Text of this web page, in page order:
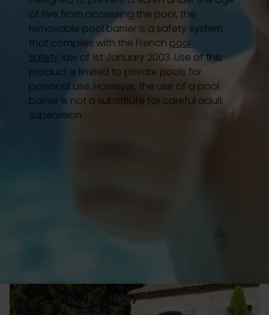
Votre projet
Configure my pool
Request a quote
of five from accessing the pool, the
removable pool barrier is a safety system
that complies with the French pool
safety law of 1st January 2003. Use of this
product is limited to private pools for
personal use. However, the use of a pool
barrier is not a substitute for careful adult
supervision.